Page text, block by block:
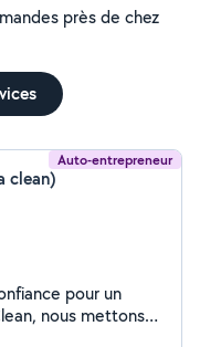
près de chez
Auto-entrepreneur
clean)